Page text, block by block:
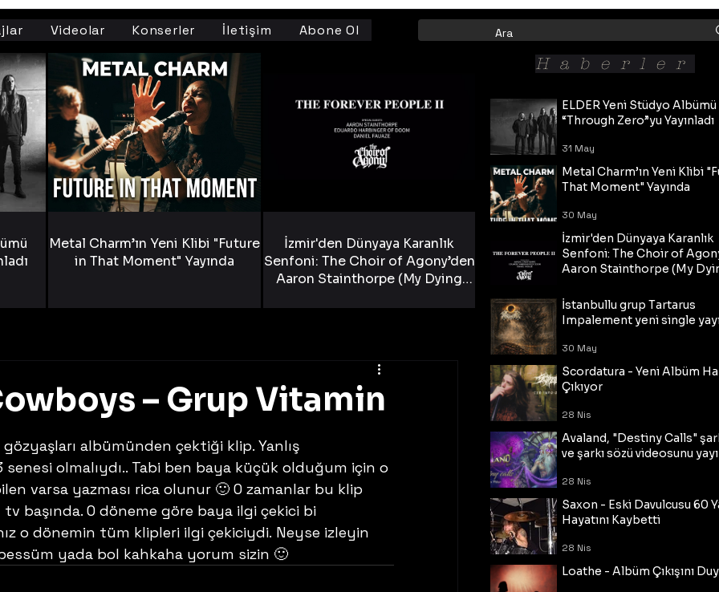
Videolar Konserler İletişim Abone Ol
– Grup Vitamin
gözyaşları albümünden çektiği klip. Yanlış
senesi olmalıydı.. Tabi ben baya küçük olduğum için o
varsa yazması rica olunur 🙂 O zamanlar bu klip
başında. O döneme göre baya ilgi çekici bi
o dönemin tüm klipleri ilgi çekiciydi. Neyse izleyin
yada bol kahkaha yorum sizin 🙂
Metal Charm’ın Yeni Klibi "Future
in That Moment" Yayında
İzmir'den Dünyaya Karanlık
Senfoni: The Choir of Agony’den
Aaron Stainthorpe (My Dying
ELDER Yeni Stüdyo Albümü
“Through Zero”yu Yayınladı
31 May
Metal Charm’ın Yeni Klibi
That Moment" Yayında
30 May
İzmir'den Dünyaya Karanlık
Senfoni: The Choir of
Aaron Stainthorpe (My
Tekli!
30 May
İstanbullu grup Tartarus
Impalement yeni single
30 May
Scordatura - Yeni Albüm
Çıkıyor
28 Nis
Avaland, "Destiny Calls"
ve şarkı sözü videosunu
28 Nis
Saxon - Eski Davulcusu 60
Hayatını Kaybetti
28 Nis
Loathe - Albüm Çıkışını
Haberler